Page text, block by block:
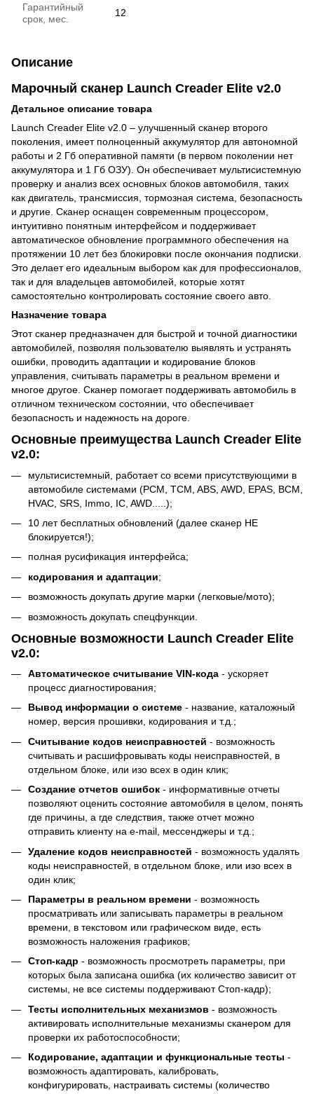
Гарантийный
срок, мес.
12
Описание
Марочный сканер Launch Creader Elite v2.0
Детальное описание товара
Launch Creader Elite v2.0 – улучшенный сканер второго
поколения, имеет полноценный аккумулятор для автономной
работы и 2 Гб оперативной памяти (в первом поколении нет
аккумулятора и 1 Гб ОЗУ). Он обеспечивает мультисистемную
проверку и анализ всех основных блоков автомобиля, таких
как двигатель, трансмиссия, тормозная система, безопасность
и другие. Сканер оснащен современным процессором,
интуитивно понятным интерфейсом и поддерживает
автоматическое обновление программного обеспечения на
протяжении 10 лет без блокировки после окончания подписки.
Это делает его идеальным выбором как для профессионалов,
так и для владельцев автомобилей, которые хотят
самостоятельно контролировать состояние своего авто.
Назначение товара
Этот сканер предназначен для быстрой и точной диагностики
автомобилей, позволяя пользователю выявлять и устранять
ошибки, проводить адаптации и кодирование блоков
управления, считывать параметры в реальном времени и
многое другое. Сканер помогает поддерживать автомобиль в
отличном техническом состоянии, что обеспечивает
безопасность и надежность на дороге.
Основные преимущества Launch Creader Elite
v2.0:
мультисистемный, работает со всеми присутствующими в
автомобиле системами (PCM, TCM, ABS, AWD, EPAS, BCM,
HVAC, SRS, Immo, IC, AWD.....);
10 лет бесплатных обновлений (далее сканер НЕ
блокируется!);
полная русификация интерфейса;
кодирования и адаптации;
возможность докупать другие марки (легковые/мото);
возможность докупать спецфункции.
Основные возможности Launch Creader Elite
v2.0:
Автоматическое считывание VIN-кода - ускоряет
процесс диагностирования;
Вывод информации о системе - название, каталожный
номер, версия прошивки, кодирования и т.д.;
Считывание кодов неисправностей - возможность
считывать и расшифровывать коды неисправностей, в
отдельном блоке, или изо всех в один клик;
Создание отчетов ошибок - информативные отчеты
позволяют оценить состояние автомобиля в целом, понять
где причины, а где следствия, также отчет можно
отправить клиенту на e-mail, мессенджеры и т.д.;
Удаление кодов неисправностей - возможность удалять
коды неисправностей, в отдельном блоке, или изо всех в
один клик;
Параметры в реальном времени - возможность
просматривать или записывать параметры в реальном
времени, в текстовом или графическом виде, есть
возможность наложения графиков;
Cтоп-кадр - возможность просмотреть параметры, при
которых была записана ошибка (их количество зависит от
системы, не все системы поддерживают Стоп-кадр);
Тесты исполнительных механизмов - возможность
активировать исполнительные механизмы сканером для
проверки их работоспособности;
Кодирование, адаптации и функциональные тесты -
возможность адаптировать, калибровать,
конфигурировать, настраивать системы (количество